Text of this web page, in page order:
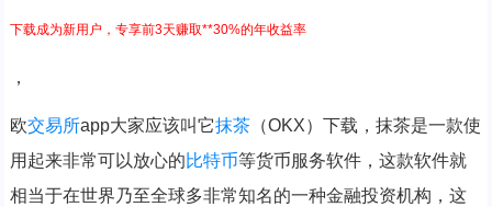
下载成为新用户，专享前3天赚取**30%的年收益率
，
欧交易所app大家应该叫它抹茶（OKX）下载，抹茶是一款使
用起来非常可以放心的比特币等货币服务软件，这款软件就
相当于在世界乃至全球多非常知名的一种金融投资机构，这